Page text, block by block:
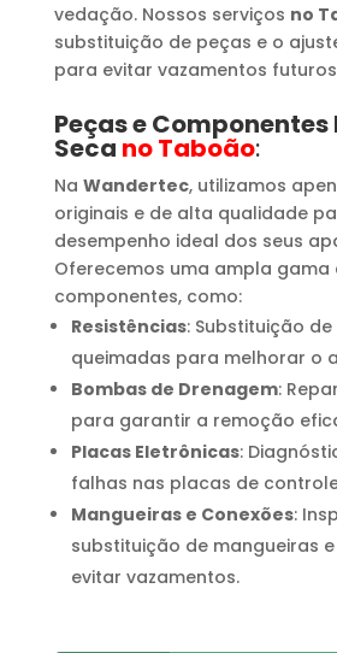
vedação. Nossos serviços no
substituição de peças e o
para evitar vazamentos
Peças e Componentes
Seca no Taboão:
Na Wandertec, utilizamos
originais e de alta qualidade
desempenho ideal dos seus
Oferecemos uma ampla gama
componentes, como:
Resistências: Substituição
queimadas para melhorar o
Bombas de Drenagem:
para garantir a remoção
Placas Eletrônicas:
falhas nas placas de
Mangueiras e Conexões:
substituição de mangueiras
evitar vazamentos.